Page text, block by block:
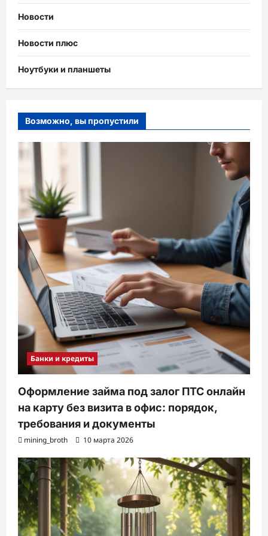
Новости
Новости плюс
Ноутбуки и планшеты
Возможно, вы пропустили
Банки и кредиты
Оформление займа под залог ПТС онлайн
на карту без визита в офис: порядок,
требования и документы
mining_broth 10 марта 2026